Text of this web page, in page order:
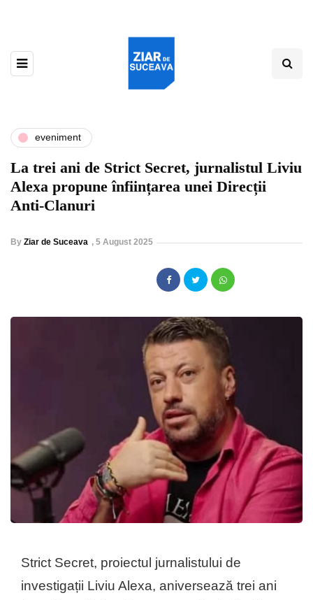
eveniment
La trei ani de Strict Secret, jurnalistul Liviu
Alexa propune înființarea unei Direcții
Anti-Clanuri
By Ziar de Suceava , 5 August 2025
Strict Secret, proiectul jurnalistului de
investigații Liviu Alexa, aniversează trei ani